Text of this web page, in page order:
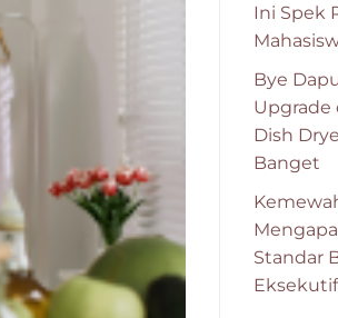
Ini Spek
Bye
Upgrade
Dish
Banget
Standar